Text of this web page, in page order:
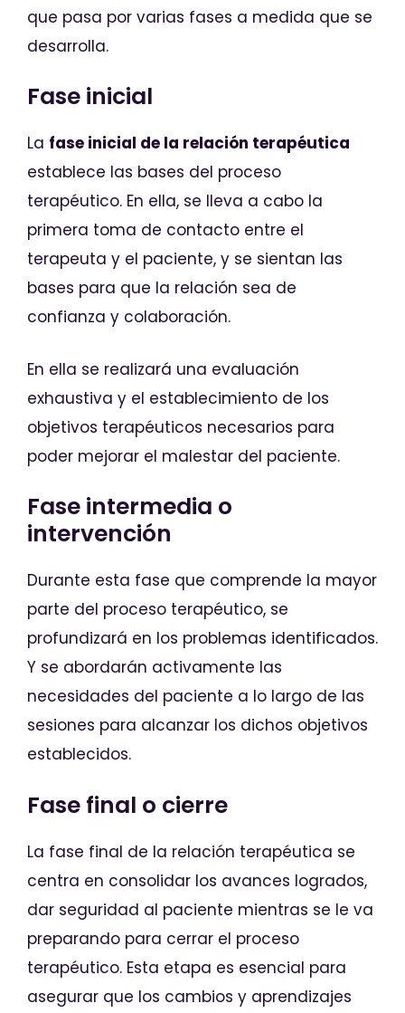
que pasa por varias fases a medida que se
desarrolla.
Fase inicial
La fase inicial de la relación terapéutica
establece las bases del proceso
terapéutico. En ella, se lleva a cabo la
primera toma de contacto entre el
terapeuta y el paciente, y se sientan las
bases para que la relación sea de
confianza y colaboración.
En ella se realizará una evaluación
exhaustiva y el establecimiento de los
objetivos terapéuticos necesarios para
poder mejorar el malestar del paciente.
Fase intermedia o
intervención
Durante esta fase que comprende la mayor
parte del proceso terapéutico, se
profundizará en los problemas identificados.
Y se abordarán activamente las
necesidades del paciente a lo largo de las
sesiones para alcanzar los dichos objetivos
establecidos.
Fase final o cierre
La fase final de la relación terapéutica se
centra en consolidar los avances logrados,
dar seguridad al paciente mientras se le va
preparando para cerrar el proceso
terapéutico. Esta etapa es esencial para
asegurar que los cambios y aprendizajes